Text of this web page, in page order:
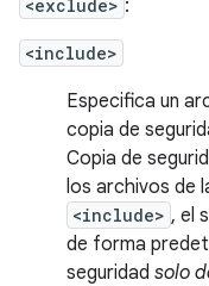
<exclude> :
<include>
Especifica un
copia de
Copia de
los archivos de
<include> , el
de forma
seguridad solo